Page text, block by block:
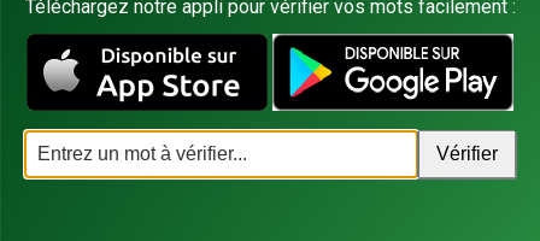
Téléchargez notre appli pour vérifier vos mots facilement :